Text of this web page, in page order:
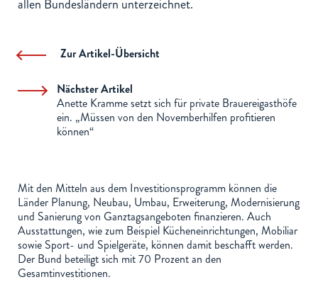
allen Bundesländern unterzeichnet.
Zur Artikel-Übersicht
Nächster Artikel
Anette Kramme setzt sich für private Brauereigasthöfe
ein. „Müssen von den Novemberhilfen profitieren
können“
Mit den Mitteln aus dem Investitionsprogramm können die
Länder Planung, Neubau, Umbau, Erweiterung, Modernisierung
und Sanierung von Ganztagsangeboten finanzieren. Auch
Ausstattungen, wie zum Beispiel Kücheneinrichtungen, Mobiliar
sowie Sport- und Spielgeräte, können damit beschafft werden.
Der Bund beteiligt sich mit 70 Prozent an den
Gesamtinvestitionen.